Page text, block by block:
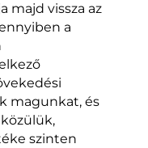
majd vissza az
a
magunkat, és
szinten